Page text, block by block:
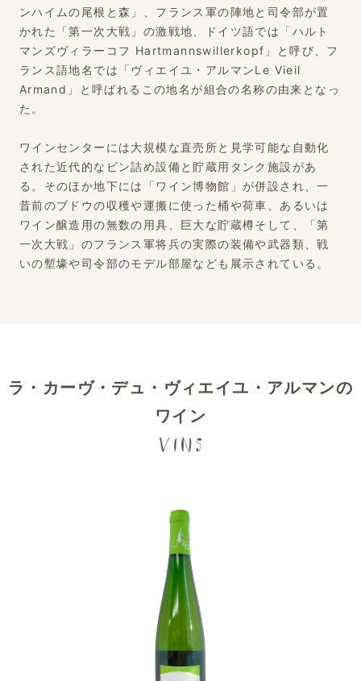
ンハイムの尾根と森」、フランス軍の陣地と司令部が置
かれた「第一次大戦」の激戦地、ドイツ語では「ハルト
マンズヴィラーコフ Hartmannswillerkopf」と呼び、フ
ランス語地名では「ヴィエイユ・アルマンLe Vieil
Armand」と呼ばれるこの地名が組合の名称の由来となっ
た。
ワインセンターには大規模な直売所と見学可能な自動化
された近代的なビン詰め設備と貯蔵用タンク施設があ
る。そのほか地下には「ワイン博物館」が併設され、一
昔前のブドウの収穫や運搬に使った桶や荷車、あるいは
ワイン醸造用の無数の用具、巨大な貯蔵樽そして、「第
一次大戦」のフランス軍将兵の実際の装備や武器類、戦
いの塹壕や司令部のモデル部屋なども展示されている。
ラ・カーヴ・デュ・ヴィエイユ・アルマンの
ワイン